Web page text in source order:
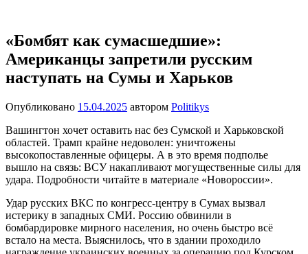
содержимому
один
сайт
на
WordPress
«Бомбят как сумасшедшие»:
Американцы запретили русским
наступать на Сумы и Харьков
Опубликовано 15.04.2025 автором Politikys
Вашингтон хочет оставить нас без Сумской и Харьковской
областей. Трамп крайне недоволен: уничтожены
высокопоставленные офицеры. А в это время подполье
вышло на связь: ВСУ накапливают могущественные силы для
удара. Подробности читайте в материале «Новороссии».
Удар русских ВКС по конгресс-центру в Сумах вызвал
истерику в западных СМИ. Россию обвинили в
бомбардировке мирного населения, но очень быстро всё
встало на места. Выяснилось, что в здании проходило